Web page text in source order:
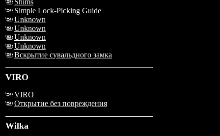
Shims
Simple Lock-Picking Guide
Unknown
Unknown
Unknown
Unknown
Вскрытие сувальдного замка
VIRO
VIRO
Открытие без повреждения
Wilka